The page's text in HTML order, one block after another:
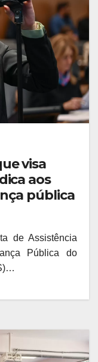
visa
aos
pública
de Assistência
Pública do